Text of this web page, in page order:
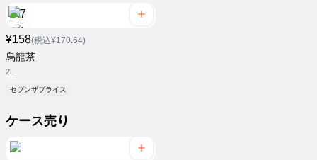
¥158(税込¥170.64)
烏龍茶
2L
セブンザプライス
ケース売り